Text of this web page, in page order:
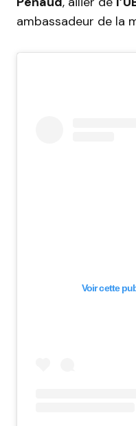
ambassadeur de la
Voir cette